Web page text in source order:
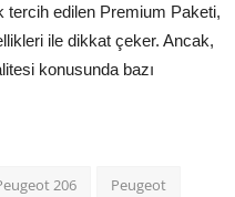
tercih edilen Premium Paketi,
ile dikkat çeker. Ancak,
konusunda bazı
206 Peugeot